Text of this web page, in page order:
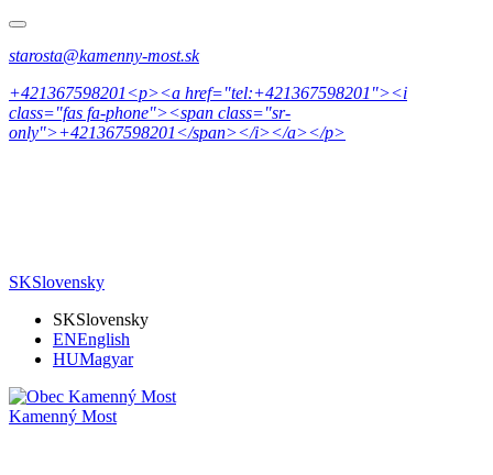
starosta@kamenny-most.sk
+421367598201<p><a href="tel:+421367598201"><i
class="fas fa-phone"><span class="sr-
only">+421367598201</span></i></a></p>
SKSlovensky
SKSlovensky
ENEnglish
HUMagyar
Kamenný Most